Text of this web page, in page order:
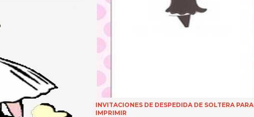
INVITACIONES DE DESPEDIDA DE SOLTERA PARA
IMPRIMIR